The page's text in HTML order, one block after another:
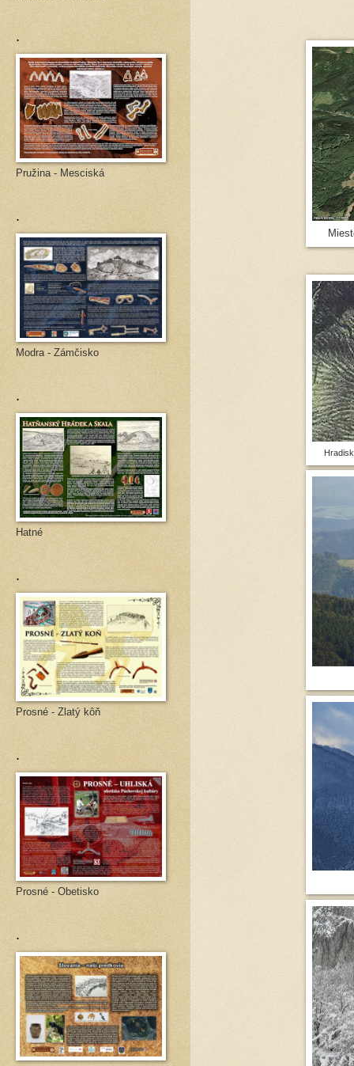
.
Pružina - Mesciská
.
Modra - Zámčisko
.
Hatné
.
Prosné - Zlatý kôň
.
Prosné - Obetisko
.